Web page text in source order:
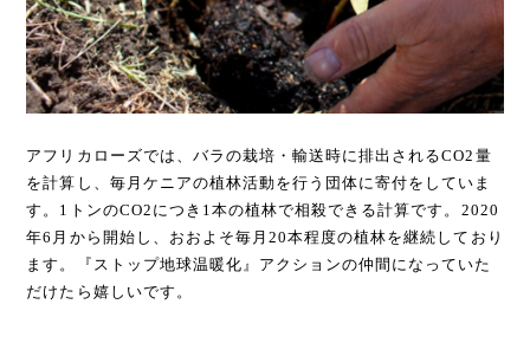
アフリカローズでは、バラの栽培・輸送時に排出されるCO2量
を計算し、毎月ケニアの植林活動を行う団体に寄付をしていま
す。1トンのCO2につき1本の植林で相殺できる計算です。2020
年6月から開始し、おおよそ毎月20本程度の植林を継続しており
ます。『ストップ地球温暖化』アクションの仲間になっていた
だけたら嬉しいです。